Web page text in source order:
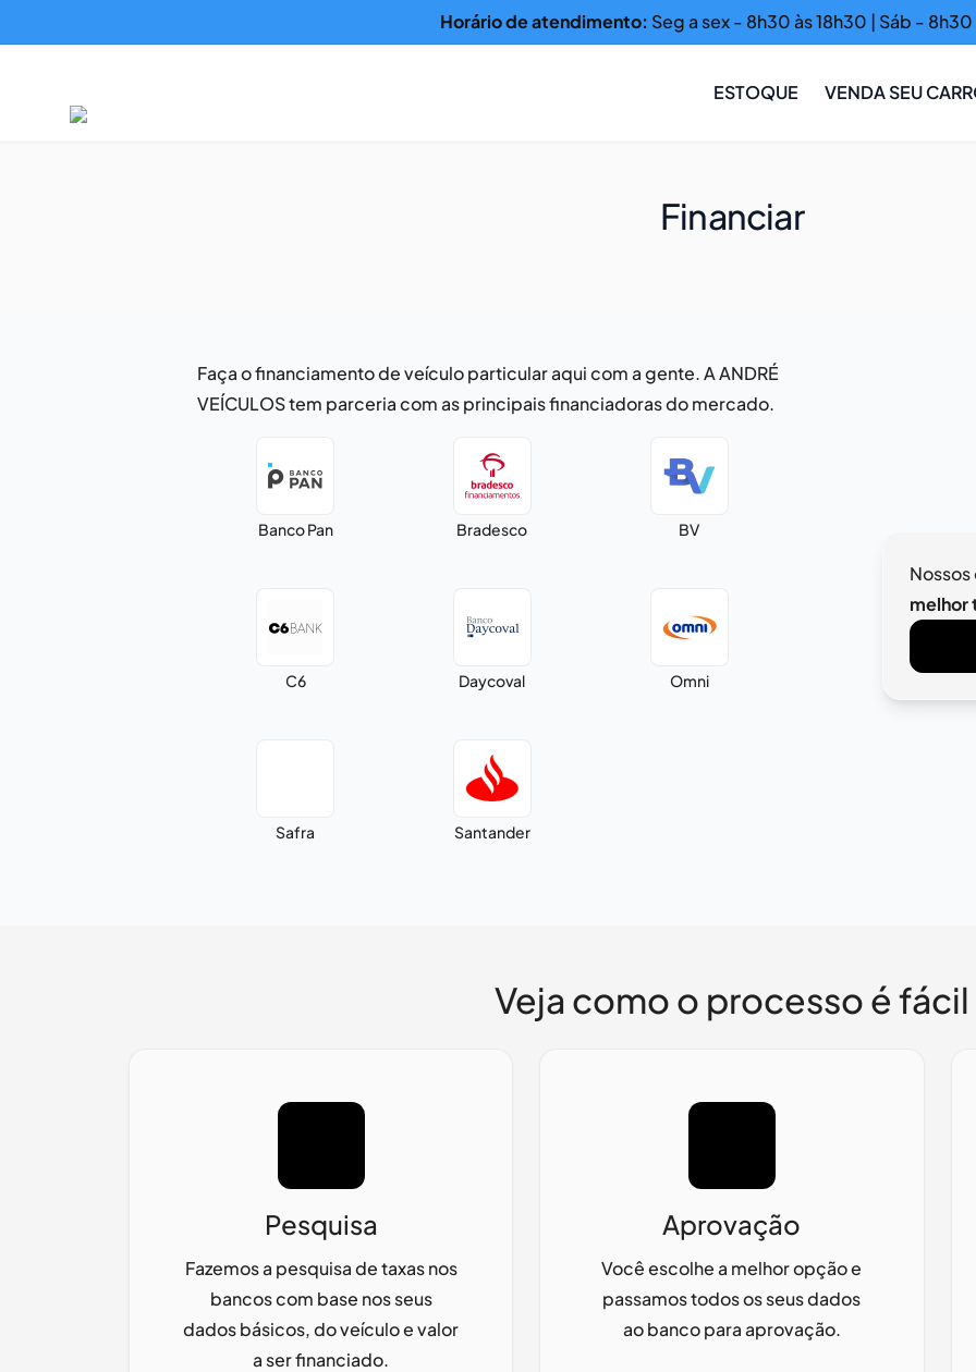
Horário de atendimento: Seg a sex - 8h30 às 18h30 | Sáb - 8h30
ESTOQUE VENDA SEU
Financiar
Faça o financiamento de veículo particular aqui com a gente. A ANDRÉ
VEÍCULOS tem parceria com as principais financiadoras do mercado.
Banco Pan Bradesco BV
C6 Daycoval Omni
Safra Santander
melhor
Veja como o processo é fácil
Pesquisa
Fazemos a pesquisa de taxas nos
bancos com base nos seus
dados básicos, do veículo e valor
a ser financiado.
Aprovação
Você escolhe a melhor opção e
passamos todos os seus dados
ao banco para aprovação.